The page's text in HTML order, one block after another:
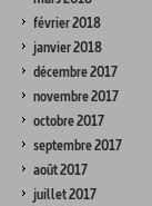
février 2018
janvier 2018
décembre 2017
novembre 2017
octobre 2017
septembre 2017
août 2017
juillet 2017